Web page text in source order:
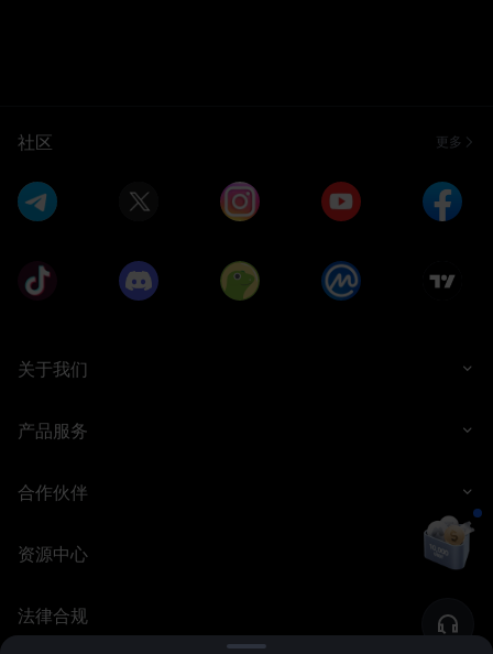
社区 更多
关于我们
产品服务
合作伙伴
资源中心
法律合规